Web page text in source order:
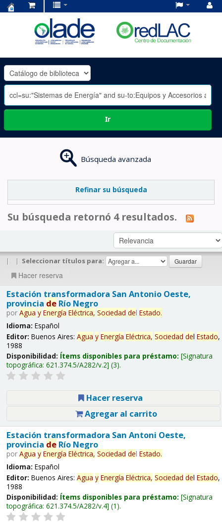
OLADE
-
Ir
Búsqueda avanzada
Refinar su búsqueda
Su búsqueda retornó 4 resultados.
| | Seleccionar títulos para:
Hacer reserva
Estación transformadora San Antonio Oeste,
provincia deRío Negro
por Agua y Energía Eléctrica, Sociedad del Estado.
Idioma: Español
Editor: Buenos Aires: Agua y Energía Eléctrica, Sociedad del Estado,
1988
Disponibilidad: Ítems disponibles para préstamo: Signatura
topográfica: 621.374.5/A282/v.2 (3).
Hacer reserva
Agregar al carrito
Estación transformadora San Antoni Oeste,
provincia deRío Negro
por Agua y Energía Eléctrica, Sociedad del Estado.
Idioma: Español
Editor: Buenos Aires: Agua y Energía Eléctrica, Sociedad del Estado,
1988
Disponibilidad: Ítems disponibles para préstamo: Signatura
topográfica: 621.374.5/A282/v.4 (1).